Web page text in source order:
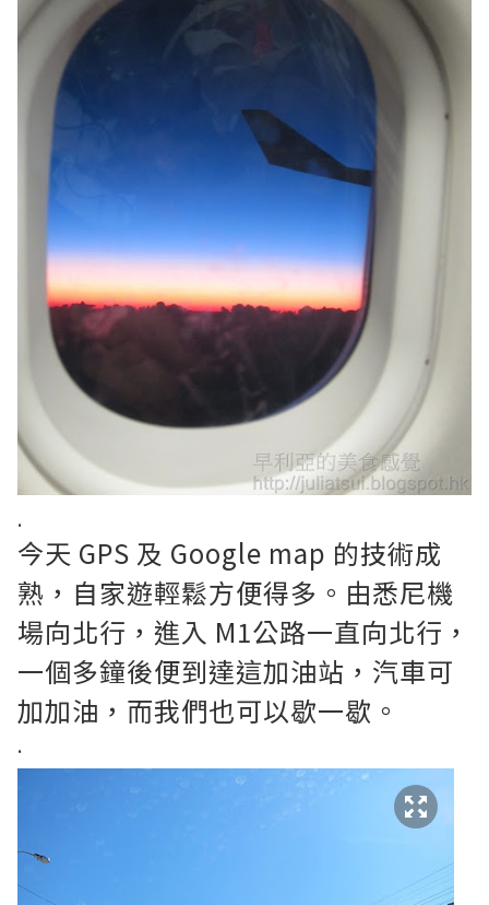
.
今天 GPS 及 Google map 的技術成
熟，自家遊輕鬆方便得多。由悉尼機
場向北行，進入 M1公路一直向北行，
一個多鐘後便到達這加油站，汽車可
加加油，而我們也可以歇一歇。
.